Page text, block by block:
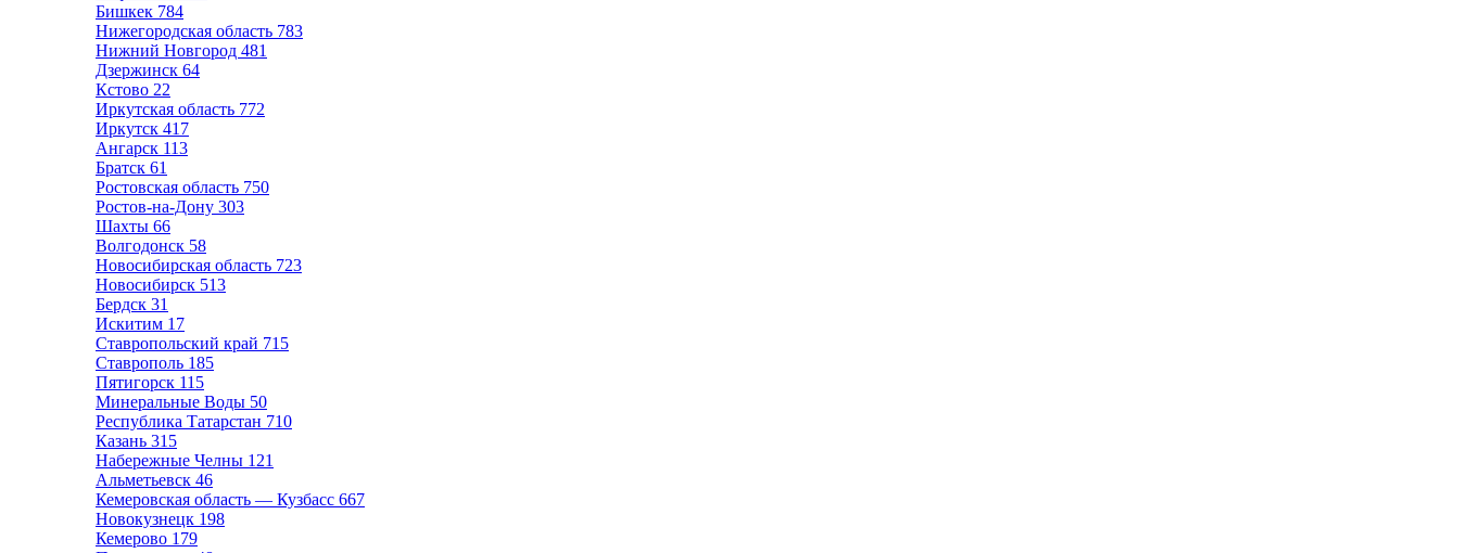
Бишкек 784
Нижегородская область 783
Нижний Новгород 481
Дзержинск 64
Кстово 22
Иркутская область 772
Иркутск 417
Ангарск 113
Братск 61
Ростовская область 750
Ростов-на-Дону 303
Шахты 66
Волгодонск 58
Новосибирская область 723
Новосибирск 513
Бердск 31
Искитим 17
Ставропольский край 715
Ставрополь 185
Пятигорск 115
Минеральные Воды 50
Республика Татарстан 710
Казань 315
Набережные Челны 121
Альметьевск 46
Кемеровская область — Кузбасс 667
Новокузнецк 198
Кемерово 179